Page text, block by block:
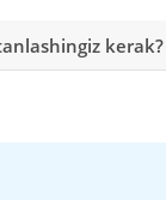
kerak?